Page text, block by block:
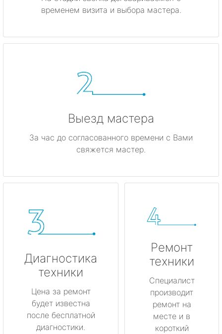
временем визита и выбора мастера.
Выезд мастера
За час до согласованного времени с Вами
свяжется мастер.
Диагностика
техники
Цена за ремонт
будет известна
после бесплатной
диагностики.
Ремонт
техники
Специалист
производит
ремонт на
месте и в
короткий